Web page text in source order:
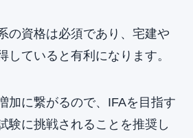
の資格は必須であり、宅建や
していると有利になります。
加に繋がるので、IFAを目指す
験に挑戦されることを推奨し